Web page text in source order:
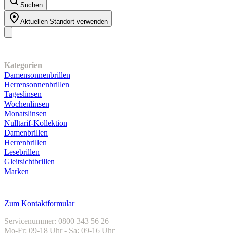
Suchen
Aktuellen Standort verwenden
Kategorien
Damensonnenbrillen
Herrensonnenbrillen
Tageslinsen
Wochenlinsen
Monatslinsen
Nulltarif-Kollektion
Damenbrillen
Herrenbrillen
Lesebrillen
Gleitsichtbrillen
Marken
Zum Kontaktformular
Servicenummer: 0800 343 56 26
Mo-Fr: 09-18 Uhr - Sa: 09-16 Uhr